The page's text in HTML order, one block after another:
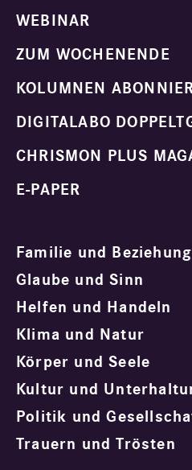
WEBINAR
ZUM WOCHENENDE
KOLUMNEN
DIGITALABO
CHRISMON PLUS
E-PAPER
Familie und
Glaube und Sinn
Helfen und Handeln
Klima und Natur
Körper und Seele
Kultur und
Politik und
Trauern und Trösten